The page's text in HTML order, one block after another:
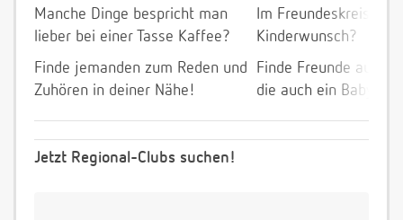
Manche Dinge bespricht man
lieber bei einer Tasse Kaffee?
Finde jemanden zum Reden und
Zuhören in deiner Nähe!
Im Freundeskreis
Kinderwunsch?
Finde Freunde aus
die auch ein Baby
Jetzt Regional-Clubs suchen!